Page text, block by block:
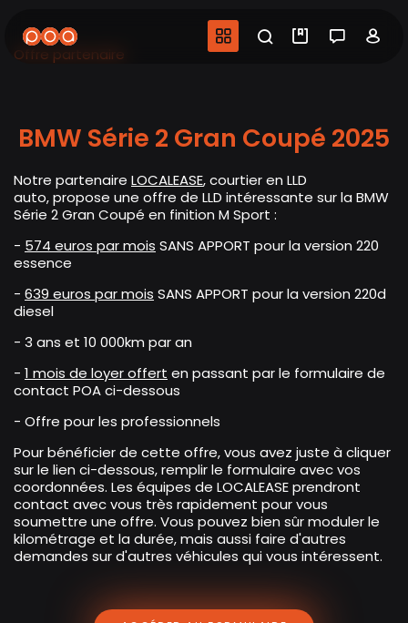
au
contenu
Navigation
Recherche
Mes
Offre partenaire
BMW Série 2 Gran Coupé 2025
Notre partenaire LOCALEASE, courtier en LLD
auto,propose une offre de LLD intéressante sur la BMW
Série 2 Gran Coupé en finition M Sport :
- 574 euros par mois SANS APPORT pour la version 220
essence
- 639 euros par mois SANS APPORT pour la version 220d
diesel
- 3 ans et 10 000km par an
- 1 mois de loyer offert en passant par le formulaire de
contact POA ci-dessous
- Offre pour les professionnels
Pour bénéficier de cette offre, vous avez juste à cliquer
sur le lien ci-dessous, remplir le formulaire avec vos
coordonnées. Les équipes de LOCALEASE prendront
contact avec vous très rapidement pour vous
soumettre une offre. Vous pouvez bien sûr moduler le
kilométrage et la durée, mais aussi faire d'autres
demandes sur d'autres véhicules qui vous intéressent.